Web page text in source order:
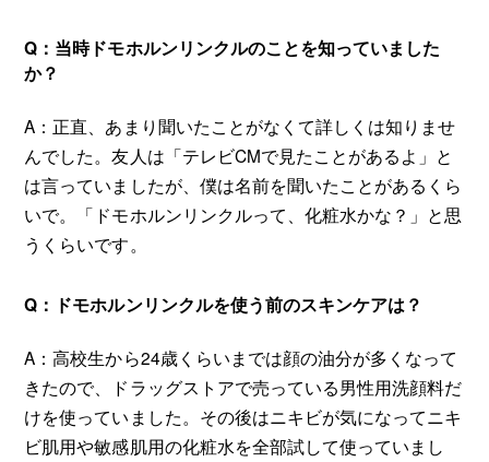
Q：当時ドモホルンリンクルのことを知っていました
か？
A：正直、あまり聞いたことがなくて詳しくは知りませ
んでした。友人は「テレビCMで見たことがあるよ」と
は言っていましたが、僕は名前を聞いたことがあるくら
いで。「ドモホルンリンクルって、化粧水かな？」と思
うくらいです。
Q：ドモホルンリンクルを使う前のスキンケアは？
A：高校生から24歳くらいまでは顔の油分が多くなって
きたので、ドラッグストアで売っている男性用洗顔料だ
けを使っていました。その後はニキビが気になってニキ
ビ肌用や敏感肌用の化粧水を全部試して使っていまし